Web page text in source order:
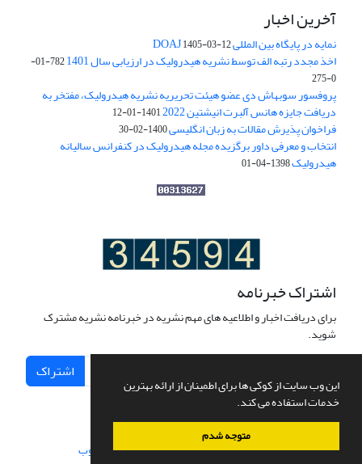
این وب سایت از کوکی ها برای اطمینان از ارائه بهترین
خدمات استفاده می کند.
متوجه شدم
آخرین اخبار
نمایه در پایگاه بین المللی DOAJ1405-03-12
اخذ مجدد رتبه الف توسط نشریه هیدرولیک در ارزیابی سال 1401
782-01-
0-275
پروفسور سوبهاش دی عضو هیئت تحریریه نشریه هیدرولیک، مفتخر به
دریافت جایزه هانس آلبرت انیشتین 2022 1401-01-12
فراخوان پذیرش مقالات به زبان انگلیسی1400-02-30
انتخاب و معرفی داور برگزیده مجله هیدرولیک در کنفرانس سالیانه
هیدرولیک1398-04-01
اشتراک خبرنامه
برای دریافت اخبار و اطلاعیه های مهم نشریه در خبرنامه نشریه مشترک
شوید.
اشتراک
سامانه مدیریت نشریات علمی.طراحی و پیاده سازی از سیناوب